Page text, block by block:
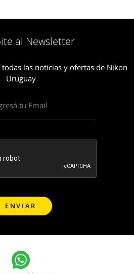
al Newsletter
las noticias y ofertas de Nikon
Uruguay